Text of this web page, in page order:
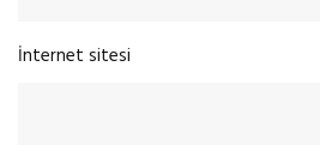
İnternet sitesi